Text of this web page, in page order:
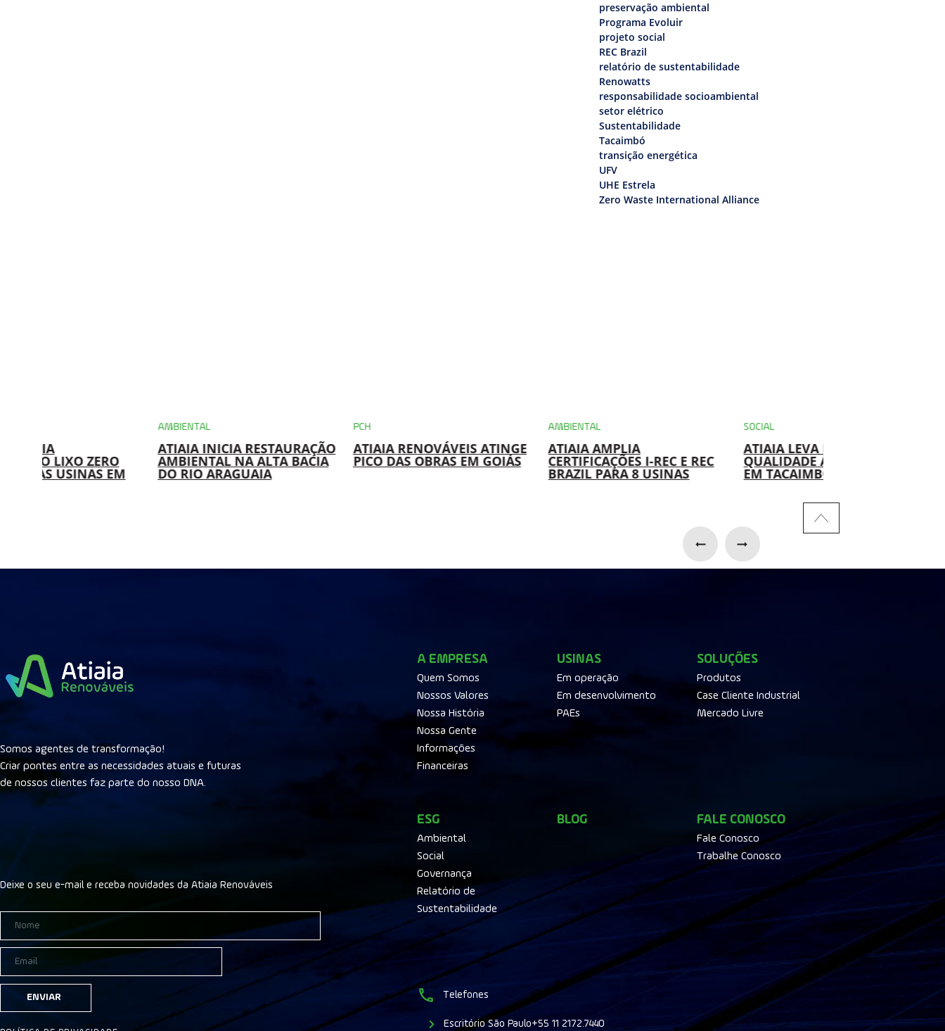
preservação ambiental
Programa Evoluir
projeto social
REC Brazil
relatório de sustentabilidade
Renowatts
responsabilidade socioambiental
setor elétrico
Sustentabilidade
Tacaimbó
transição energética
UFV
UHE Estrela
Zero Waste International Alliance
ATIAIA INICIA RESTAURAÇÃO
AMBIENTAL NA ALTA BACIA
DO RIO ARAGUAIA
ATIAIA RENOVÁVEIS ATINGE
PICO DAS OBRAS EM GOIÁS
ATIAIA AMPLIA
CERTIFICAÇÕES I-REC E REC
BRAZIL PARA 8 USINAS
ATIAIA LEVA EDUCAÇÃO DE
QUALIDADE A 100 CRIANÇAS
EM TACAIMBÓ (PE)
ÓLEO
Somos agentes de transformação!
Criar pontes entre as necessidades atuais e futuras
de nossos clientes faz parte do nosso DNA.
Deixe o seu e-mail e receba novidades da Atiaia Renováveis
ENVIAR
A EMPRESA
Quem Somos
Nossos Valores
Nossa História
Nossa Gente
Informações
Financeiras
USINAS
Em operação
Em desenvolvimento
PAEs
SOLUÇÕES
Produtos
Case Cliente Industrial
Mercado Livre
ESG
Ambiental
Social
Governança
Relatório de
Sustentabilidade
BLOG FALE CONOSCO
Fale Conosco
Trabalhe Conosco
Telefones
Escritório São Paulo+55 11 2172.7440